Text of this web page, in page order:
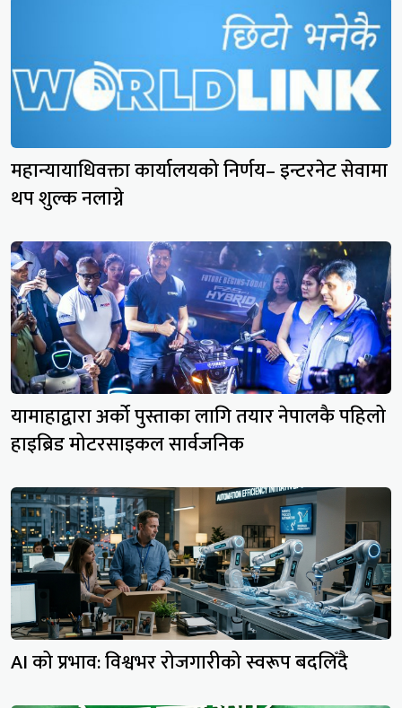
महान्यायाधिवक्ता कार्यालयको निर्णय– इन्टरनेट सेवामा
थप शुल्क नलाग्ने
यामाहाद्वारा अर्को पुस्ताका लागि तयार नेपालकै पहिलो
हाइब्रिड मोटरसाइकल सार्वजनिक
AI को प्रभाव: विश्वभर रोजगारीको स्वरूप बदलिँदै